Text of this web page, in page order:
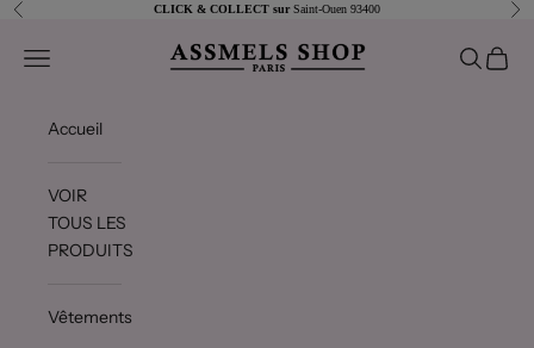
Passer au contenu
Précédent CLICK & COLLECT surSaint-Ouen 93400
Assmels shop
Ouvrir la navigation Ouvrir la
Voir
Accueil
VOIR
TOUS LES
PRODUITS
Vêtements